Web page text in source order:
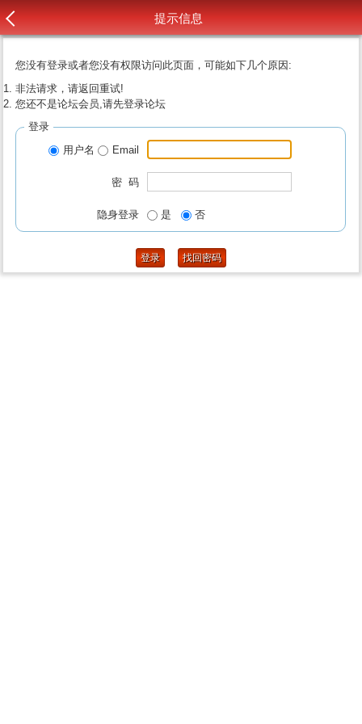
提示信息
您没有登录或者您没有权限访问此页面，可能如下几个原因:
非法请求，请返回重试!
您还不是论坛会员,请先登录论坛
登录
用户名
Email
密 码
隐身登录 是 否